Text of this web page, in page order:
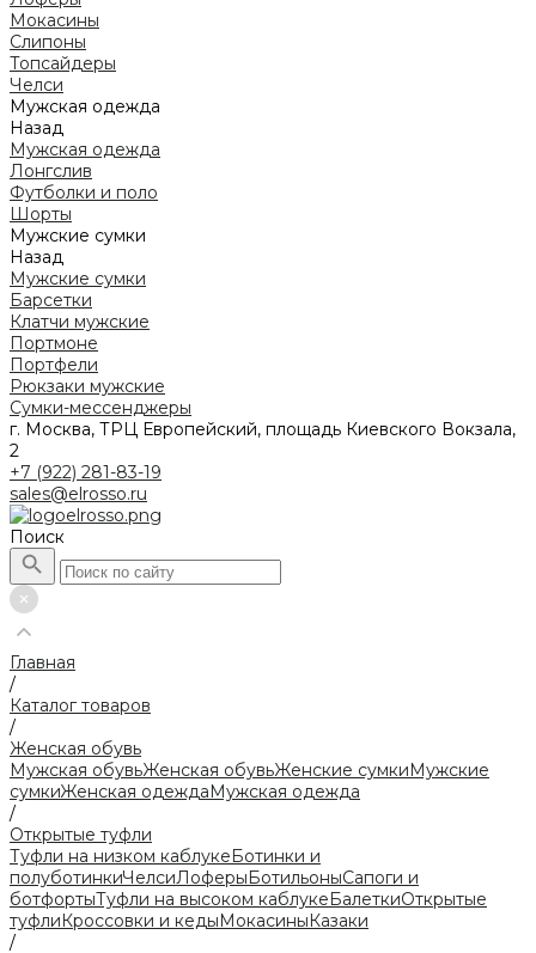
Мокасины
Слипоны
Топсайдеры
Челси
Мужская одежда
Назад
Мужская одежда
Лонгслив
Футболки и поло
Шорты
Мужские сумки
Назад
Мужские сумки
Барсетки
Клатчи мужские
Портмоне
Портфели
Рюкзаки мужские
Сумки-мессенджеры
г. Москва, ТРЦ Европейский, площадь Киевского Вокзала,
2
+7 (922) 281-83-19
sales@elrosso.ru
Поиск
Главная
/
Каталог товаров
/
Женская обувь
Мужская обувьЖенская обувьЖенские сумкиМужские
сумкиЖенская одеждаМужская одежда
/
Открытые туфли
Туфли на низком каблукеБотинки и
полуботинкиЧелсиЛоферыБотильоныСапоги и
ботфортыТуфли на высоком каблукеБалеткиОткрытые
туфлиКроссовки и кедыМокасиныКазаки
/